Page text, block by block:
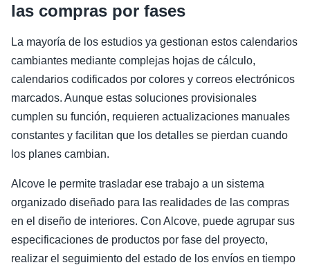
las compras por fases
La mayoría de los estudios ya gestionan estos calendarios
cambiantes mediante complejas hojas de cálculo,
calendarios codificados por colores y correos electrónicos
marcados. Aunque estas soluciones provisionales
cumplen su función, requieren actualizaciones manuales
constantes y facilitan que los detalles se pierdan cuando
los planes cambian.
Alcove le permite trasladar ese trabajo a un sistema
organizado diseñado para las realidades de las compras
en el diseño de interiores. Con Alcove, puede agrupar sus
especificaciones de productos por fase del proyecto,
realizar el seguimiento del estado de los envíos en tiempo